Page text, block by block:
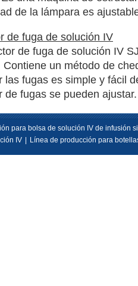
de la lámpara es
de fuga de solución IV
de fuga de solución IV
Contiene un método de
las fugas es simple y fácil
de fugas se pueden ajustar.
para bolsa de solución IV de infusión
IV
Línea de producción para